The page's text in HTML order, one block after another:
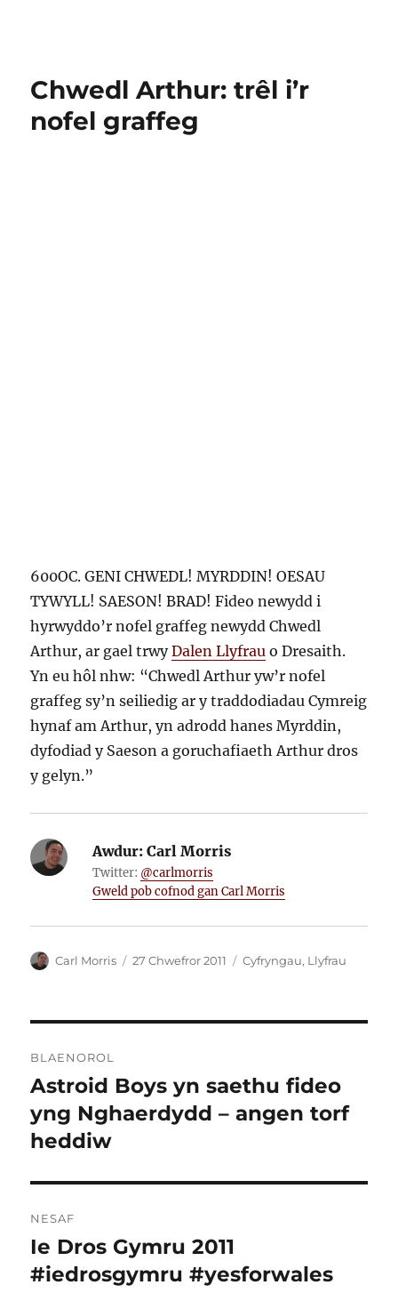
Chwedl Arthur: trêl i’r
nofel graffeg
600OC. GENI CHWEDL! MYRDDIN! OESAU
TYWYLL! SAESON! BRAD! Fideo newydd i
hyrwyddo’r nofel graffeg newydd Chwedl
Arthur, ar gael trwyDalen Llyfrau o Dresaith.
Yn eu hôl nhw: “Chwedl Arthur yw’r nofel
graffeg sy’n seiliedig ar y traddodiadau Cymreig
hynaf am Arthur, yn adrodd hanes Myrddin,
dyfodiad y Saeson a goruchafiaeth Arthur dros
y gelyn.”
Awdur: Carl Morris
Twitter: @carlmorris
Gweld pob cofnod gan Carl Morris
Awdur
Carl Morris
Cofnodwyd
27 Chwefror 2011 Categorïau
Cyfryngau, Llyfrau
cofnod
BLAENOROL
Cofnod
blaenorol:
Astroid Boys yn saethu fideo
yng Nghaerdydd – angen torf
heddiw
NESAF
Cofnod
nesaf:
Ie Dros Gymru 2011
#iedrosgymru #yesforwales